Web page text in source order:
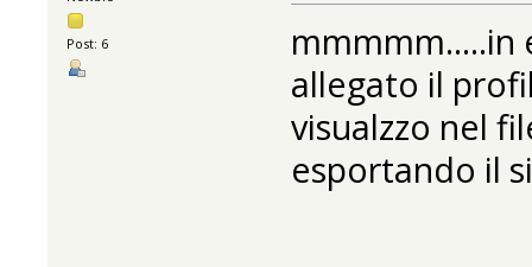
Post: 6
allegato il
visualzzo nel
esportando il